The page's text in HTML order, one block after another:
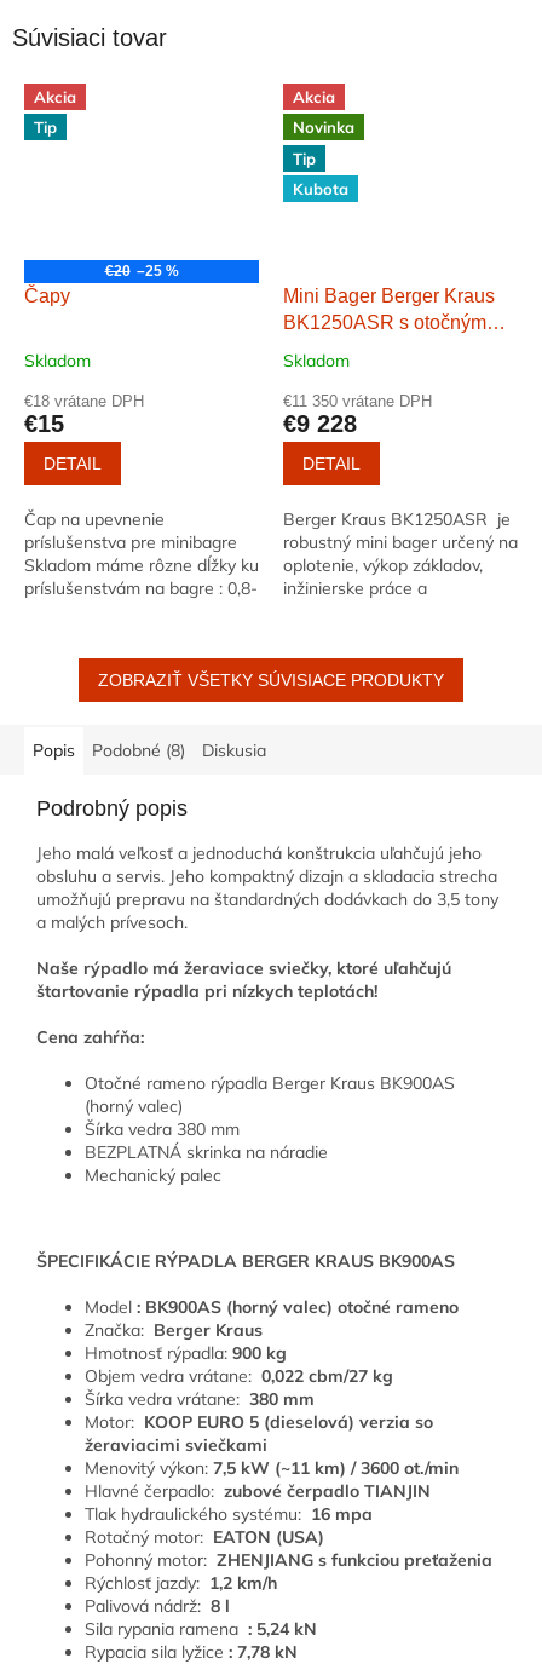
Súvisiaci tovar
Akcia
Tip
€20 –25 %
Čapy
Skladom
€18 vrátane DPH
€15
DETAIL
Čap na upevnenie
príslušenstva pre minibagre
Skladom máme rôzne dĺžky ku
príslušenstvám na bagre : 0,8-
Akcia
Novinka
Tip
Kubota
Mini Bager Berger Kraus
BK1250ASR s otočným
ramenom, nastaviteľnými
Skladom
€11 350 vrátane DPH
€9 228
DETAIL
Berger Kraus BK1250ASR je
robustný mini bager určený na
oplotenie, výkop základov,
inžinierske práce a
konštrukcia...
ZOBRAZIŤ VŠETKY SÚVISIACE PRODUKTY
Popis Podobné (8) Diskusia
Podrobný popis
Jeho malá veľkosť a jednoduchá konštrukcia uľahčujú jeho
obsluhu a servis. Jeho kompaktný dizajn a skladacia strecha
umožňujú prepravu na štandardných dodávkach do 3,5 tony
a malých prívesoch.
Naše rýpadlo má žeraviace sviečky, ktoré uľahčujú
štartovanie rýpadla pri nízkych teplotách!
Cena zahŕňa:
Otočné rameno rýpadla Berger Kraus BK900AS
(horný valec)
Šírka vedra 380 mm
BEZPLATNÁ skrinka na náradie
Mechanický palec
ŠPECIFIKÁCIE RÝPADLA BERGER KRAUS BK900AS
Model : BK900AS (horný valec) otočné rameno
Značka: Berger Kraus
Hmotnosť rýpadla: 900 kg
Objem vedra vrátane: 0,022 cbm/27 kg
Šírka vedra vrátane: 380 mm
Motor: KOOP EURO 5 (dieselová) verzia so
žeraviacimi sviečkami
Menovitý výkon: 7,5 kW (~11 km) / 3600 ot./min
Hlavné čerpadlo: zubové čerpadlo TIANJIN
Tlak hydraulického systému: 16 mpa
Rotačný motor: EATON (USA)
Pohonný motor: ZHENJIANG s funkciou preťaženia
Rýchlosť jazdy: 1,2 km/h
Palivová nádrž: 8 l
Sila rypania ramena : 5,24 kN
Rypacia sila lyžice : 7,78 kN